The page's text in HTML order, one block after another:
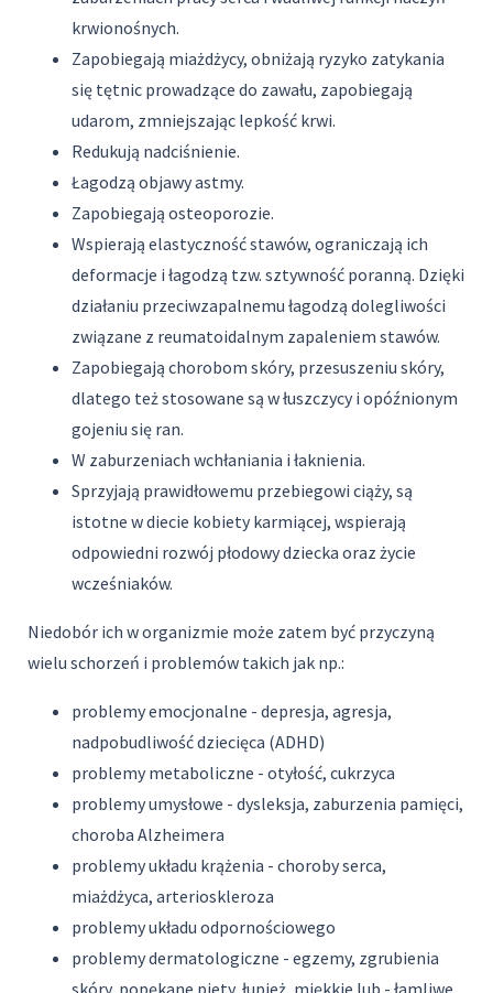
krwionośnych.
Zapobiegają miażdżycy, obniżają ryzyko zatykania
się tętnic prowadzące do zawału, zapobiegają
udarom, zmniejszając lepkość krwi.
Redukują nadciśnienie.
Łagodzą objawy astmy.
Zapobiegają osteoporozie.
Wspierają elastyczność stawów, ograniczają ich
deformacje i łagodzą tzw. sztywność poranną. Dzięki
działaniu przeciwzapalnemu łagodzą dolegliwości
związane z reumatoidalnym zapaleniem stawów.
Zapobiegają chorobom skóry, przesuszeniu skóry,
dlatego też stosowane są w łuszczycy i opóźnionym
gojeniu się ran.
W zaburzeniach wchłaniania i łaknienia.
Sprzyjają prawidłowemu przebiegowi ciąży, są
istotne w diecie kobiety karmiącej, wspierają
odpowiedni rozwój płodowy dziecka oraz życie
wcześniaków.
Niedobór ich w organizmie może zatem być przyczyną
wielu schorzeń i problemów takich jak np.:
problemy emocjonalne - depresja, agresja,
nadpobudliwość dziecięca (ADHD)
problemy metaboliczne - otyłość, cukrzyca
problemy umysłowe - dysleksja, zaburzenia pamięci,
choroba Alzheimera
problemy układu krążenia - choroby serca,
miażdżyca, arterioskleroza
problemy układu odpornościowego
problemy dermatologiczne - egzemy, zgrubienia